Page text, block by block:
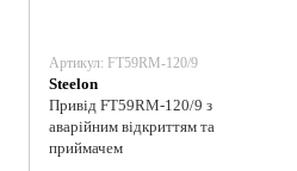
Артикул: FT59RM-120/9
Steelon
Привід FT59RM-120/9 з
аварійним відкриттям та
приймачем